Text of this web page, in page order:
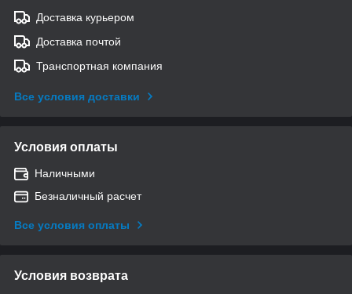
Доставка курьером
Доставка почтой
Транспортная компания
Все условия доставки
Условия оплаты
Наличными
Безналичный расчет
Все условия оплаты
Условия возврата